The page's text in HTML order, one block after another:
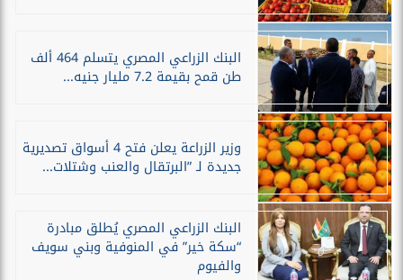
البنك الزراعي المصري يتسلم 464 ألف
طن قمح بقيمة 7.2 مليار جنيه...
وزير الزراعة يعلن فتح 4 أسواق تصديرية
جديدة لـ ”البرتقال والعنب وشتلات...
البنك الزراعي المصري يُطلق مبادرة
“سكة خير” في المنوفية وبني سويف
والفيوم